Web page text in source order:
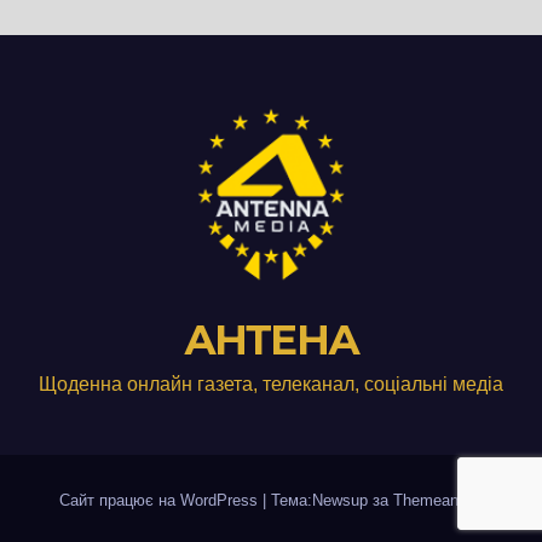
АНТЕНА
Щоденна онлайн газета, телеканал, соціальні медіа
Сайт працює на WordPress | Тема:Newsup за Themeansar